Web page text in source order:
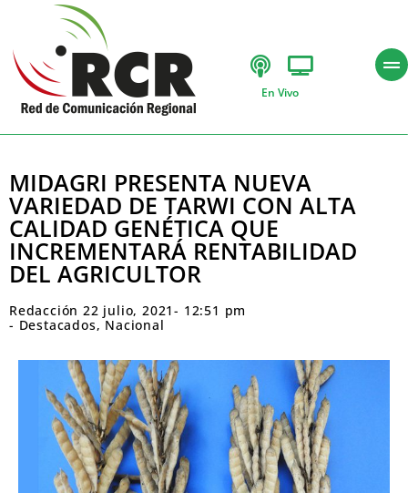
En Vivo
MIDAGRI PRESENTA NUEVA
VARIEDAD DE TARWI CON ALTA
CALIDAD GENÉTICA QUE
INCREMENTARÁ RENTABILIDAD
DEL AGRICULTOR
Redacción 22 julio, 2021- 12:51 pm
- Destacados, Nacional